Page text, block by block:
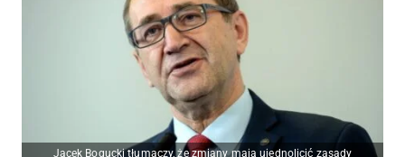
Jacek Bogucki tłumaczy, że zmiany mają ujednolicić zasady